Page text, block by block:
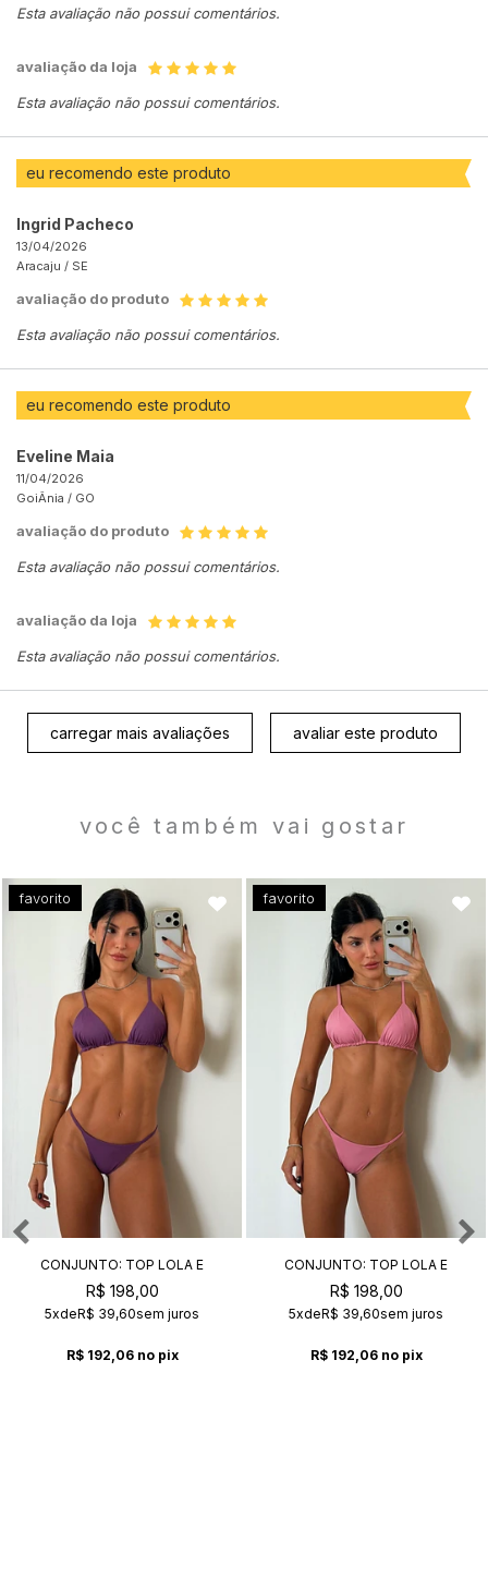
Esta avaliação não possui comentários.
avaliação da loja
Esta avaliação não possui comentários.
eu recomendo este produto
Ingrid Pacheco
13/04/2026
Aracaju / SE
avaliação do produto
Esta avaliação não possui comentários.
eu recomendo este produto
Eveline Maia
11/04/2026
GoiÂnia / GO
avaliação do produto
Esta avaliação não possui comentários.
avaliação da loja
Esta avaliação não possui comentários.
carregar mais avaliações avaliar este produto
você também vai gostar
favorito
CONJUNTO: TOP LOLA E
CALCINHA CARLY AMETISTA
R$ 198,00
5xdeR$ 39,60sem juros
R$ 192,06 no pix
favorito
CONJUNTO: TOP LOLA E
CALCINHA CARLY CHICLETE
R$ 198,00
5xdeR$ 39,60sem juros
R$ 192,06 no pix